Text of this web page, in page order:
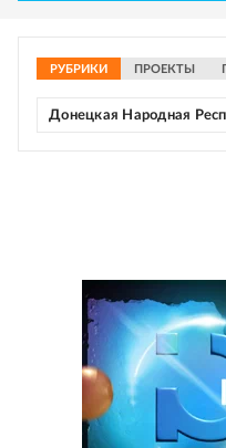
РУБРИКИ ПРОЕКТЫ
Донецкая Народная